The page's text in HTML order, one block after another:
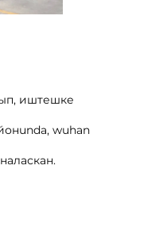
иштешке
wuhan